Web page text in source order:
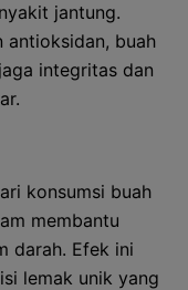
jantung.
antioksidan, buah
integritas dan
konsumsi buah
membantu
darah. Efek ini
lemak unik yang